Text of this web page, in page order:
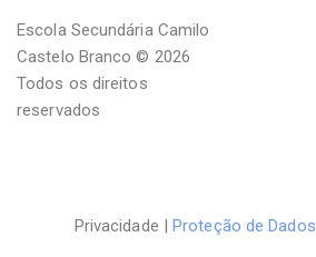
Escola Secundária Camilo
Castelo Branco © 2026
Todos os direitos
reservados
Privacidade |Proteção de Dados